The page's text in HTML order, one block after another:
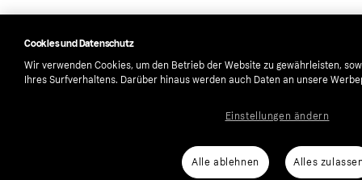
Cookies und Datenschutz
Wir verwenden Cookies, um den Betrieb der Website zu gewährleisten,
Ihres Surfverhaltens. Darüber hinaus werden auch Daten an unsere
Alle ablehnen Alles
Einstellungen ändern